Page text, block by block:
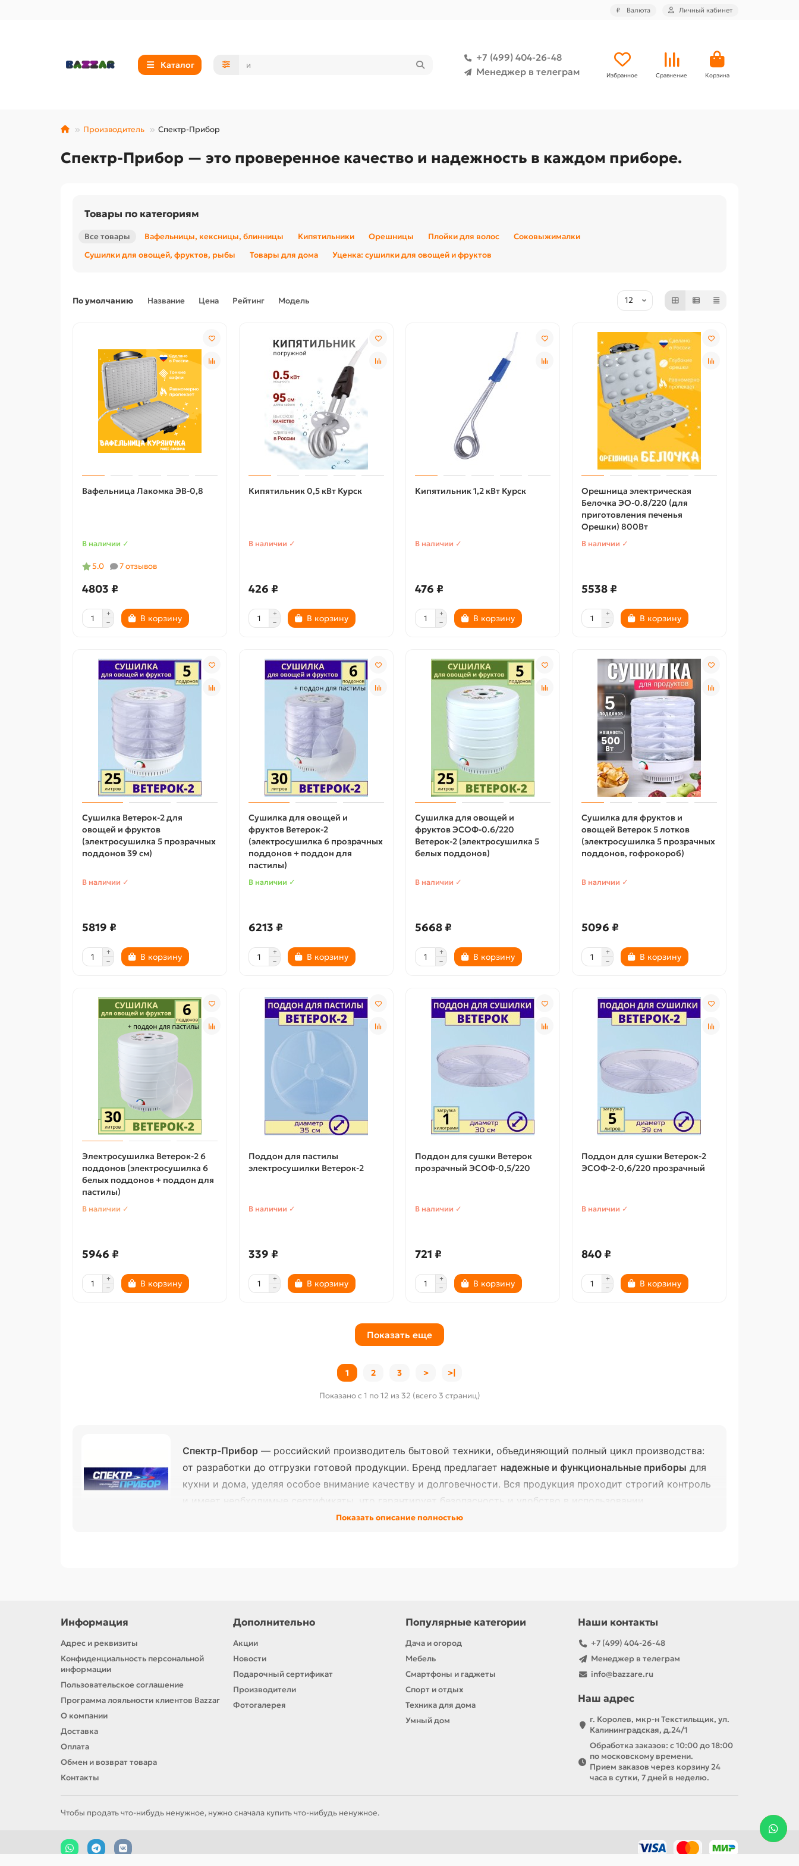
₽ Валюта Личный кабинет
Каталог
+7 (499) 404-26-48
Менеджер в телеграм
Избранное Сравнение Корзина
Производитель Спектр-Прибор
Спектр-Прибор — это проверенное качество и надежность в каждом приборе.
Товары по категориям
Все товары Вафельницы, кексницы, блинницы Кипятильники Орешницы Плойки для волос
Соковыжималки
Сушилки для овощей, фруктов, рыбы
Товары для дома Уценка: сушилки для овощей и фруктов
По умолчанию Название Цена Рейтинг Модель
Вафельница Лакомка ЭВ-0,8
В наличии ✓
5.0 7 отзывов
4803 ₽
В корзину
Кипятильник 0,5 кВт Курск
В наличии ✓
426 ₽
В корзину
Кипятильник 1,2 кВт Курск
В наличии ✓
476 ₽
В корзину
Орешница электрическая
Белочка ЭО-0.8/220 (для
приготовления печенья
Орешки) 800Вт
В наличии ✓
5538 ₽
В корзину
Сушилка Ветерок-2 для
овощей и фруктов
(электросушилка 5 прозрачных
поддонов 39 см)
В наличии ✓
5819 ₽
В корзину
Сушилка для овощей и
фруктов Ветерок-2
(электросушилка 6 прозрачных
поддонов + поддон для
пастилы)
В наличии ✓
6213 ₽
В корзину
Сушилка для овощей и
фруктов ЭСОФ-0.6/220
Ветерок-2 (электросушилка 5
белых поддонов)
В наличии ✓
5668 ₽
В корзину
Сушилка для фруктов и
овощей Ветерок 5 лотков
(электросушилка 5 прозрачных
поддонов, гофрокороб)
В наличии ✓
5096 ₽
В корзину
Электросушилка Ветерок-2 6
поддонов (электросушилка 6
белых поддонов + поддон для
пастилы)
В наличии ✓
5946 ₽
В корзину
Поддон для пастилы
электросушилки Ветерок-2
В наличии ✓
339 ₽
В корзину
Поддон для сушки Ветерок
прозрачный ЭСОФ-0,5/220
В наличии ✓
721 ₽
В корзину
Поддон для сушки Ветерок-2
ЭСОФ-2-0,6/220 прозрачный
В наличии ✓
840 ₽
В корзину
Показать еще
1 2 3 > >|
Показано с 1 по 12 из 32 (всего 3 страниц)
Спектр-Прибор — российский производитель бытовой техники, объединяющий полный цикл производства:
от разработки до отгрузки готовой продукции. Бренд предлагает надежные и функциональные приборы для
кухни и дома, уделяя особое внимание качеству и долговечности. Вся продукция проходит строгий контроль
и имеет необходимые сертификаты, что гарантирует безопасность и удобство в использовании.
Спектр-Прибор — ваш помощник на кухне и в доме!
Показать описание полностью
Информация
Адрес и реквизиты
Конфиденциальность персональной
информации
Пользовательское соглашение
Программа лояльности клиентов Bazzar
О компании
Доставка
Оплата
Обмен и возврат товара
Контакты
Дополнительно
Акции
Новости
Подарочный сертификат
Производители
Фотогалерея
Популярные категории
Дача и огород
Мебель
Смартфоны и гаджеты
Спорт и отдых
Техника для дома
Умный дом
Наши контакты
+7 (499) 404-26-48
Менеджер в телеграм
info@bazzare.ru
Наш адрес
г. Королев, мкр-н Текстильщик, ул.
Калининградская, д.24/1
Обработка заказов: с 10:00 до 18:00
по московскому времени.
Прием заказов через корзину 24
часа в сутки, 7 дней в неделю.
Чтобы продать что-нибудь ненужное, нужно сначала купить что-нибудь ненужное.